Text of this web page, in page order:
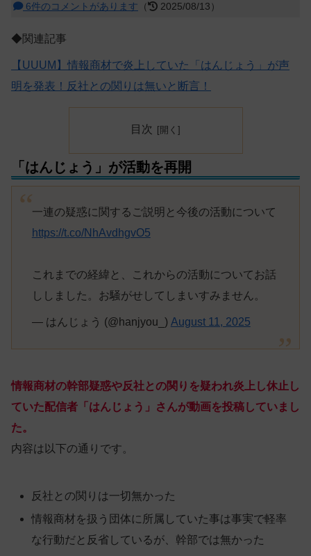
6件のコメントがあります （ 2025/08/13）
◆関連記事
【UUUM】情報商材で炎上していた「はんじょう」が声
明を発表！反社との関りは無いと断言！
目次
「はんじょう」が活動を再開
一連の疑惑に関するご説明と今後の活動について
https://t.co/NhAvdhgvO5
これまでの経緯と、これからの活動についてお話
ししました。お騒がせしてしまいすみません。
— はんじょう (@hanjyou_) August 11, 2025
情報商材の幹部疑惑や反社との関りを疑われ炎上し休止し
ていた配信者「はんじょう」さんが動画を投稿していまし
た。
内容は以下の通りです。
反社との関りは一切無かった
情報商材を扱う団体に所属していた事は事実で軽率
な行動だと反省しているが、幹部では無かった